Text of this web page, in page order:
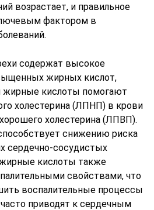
возрастает, и правильное
фактором в
содержат высокое
жирных кислот,
жирные кислоты помогают
холестерина (ЛПНП) в крови
холестерина (ЛПВП).
снижению риска
сердечно-сосудистых
кислоты также
свойствами, что
воспалительные процессы
приводят к сердечным